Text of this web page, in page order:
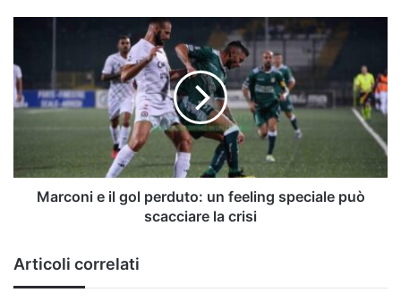
il
gol
perduto:
un
può
scacciare
Marconi e il gol perduto: un feeling speciale può
scacciare la crisi
Articoli correlati